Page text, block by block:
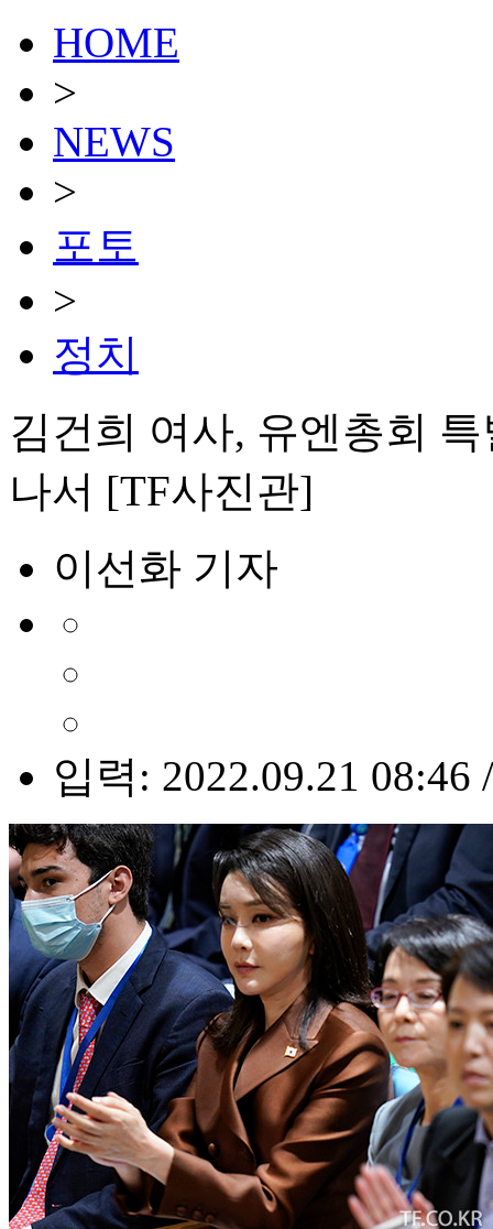
HOME
>
NEWS
>
포토
>
정치
김건희 여사, 유엔총회
나서 [TF사진관]
이선화 기자
입력: 2022.09.21 08:46